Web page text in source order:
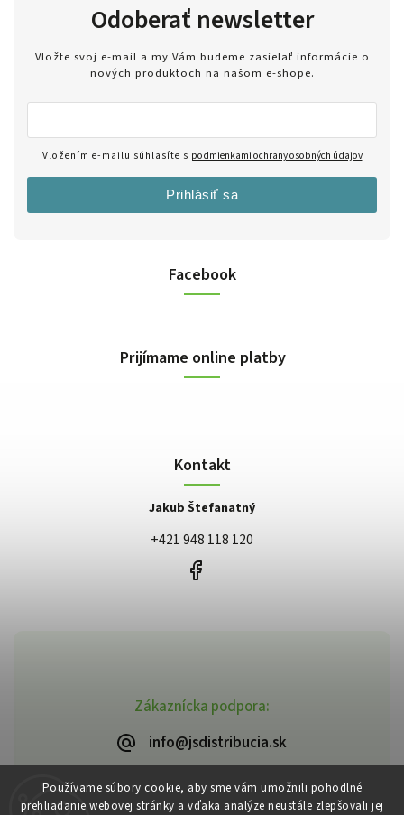
Používame súbory cookie, aby sme vám umožnili pohodlné
prehliadanie webovej stránky a vďaka analýze neustále zlepšovali jej
Zákaznícka podpora:
info@jsdistribucia.sk
Facebook
Prijímame online platby
Kontakt
Jakub Štefanatný
+421 948 118 120
Odoberať newsletter
Vložte svoj e-mail a my Vám budeme zasielať informácie o
nových produktoch na našom e-shope.
Vložením e-mailu súhlasíte s podmienkami ochrany osobných údajov
Prihlásiť sa